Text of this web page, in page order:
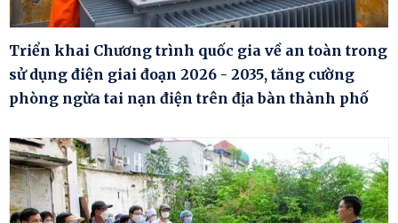
Triển khai Chương trình quốc gia về an toàn trong
sử dụng điện giai đoạn 2026 - 2035, tăng cường
phòng ngừa tai nạn điện trên địa bàn thành phố